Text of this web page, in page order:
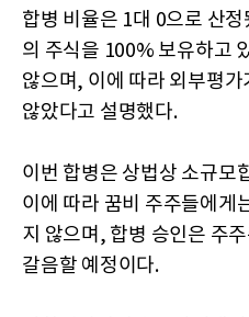
합병 비율은 1대 0으로 산
의 주식을 100% 보유하고
않으며, 이에 따라 외부평가
않았다고 설명했다.
이번 합병은 상법상 소규모
이에 따라 꿈비 주주들에게
지 않으며, 합병 승인은 주
갈음할 예정이다.